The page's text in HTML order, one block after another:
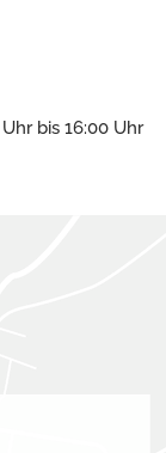
bis 16:00 Uhr